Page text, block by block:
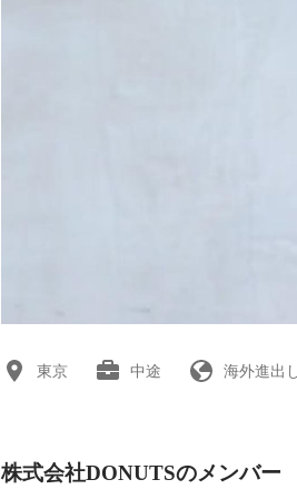
東京 中途 海外進出
株式会社DONUTSのメンバー